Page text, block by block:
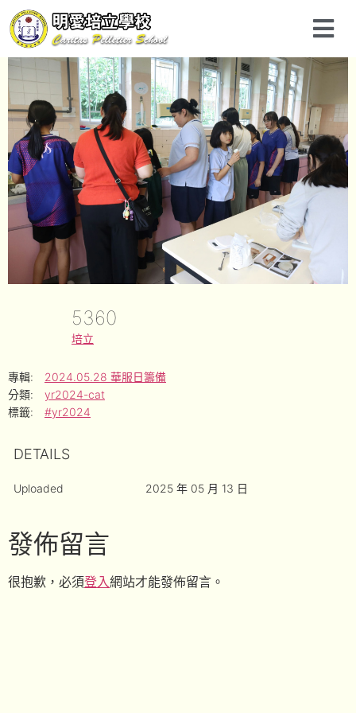
5360
培立
專輯:
2024.05.28 華服日籌備
分類:
yr2024-cat
標籤:
#yr2024
DETAILS
Uploaded 2025 年 05 月 13 日
發佈留言
很抱歉，必須登入網站才能發佈留言。